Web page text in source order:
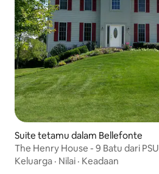
Suite tetamu dalam Bellefonte
The Henry House - 9 Batu dari PSU
Keluarga · Nilai · Keadaan